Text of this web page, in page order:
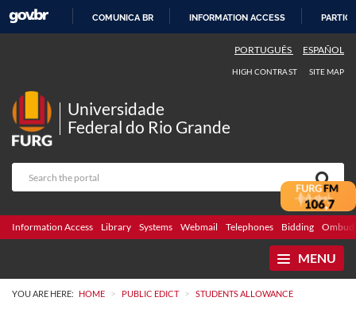
COMUNICA BR INFORMATION ACCESS
PORTUGUÊS ESPAÑOL
HIGH CONTRAST SITE MAP
Universidade
Federal do Rio Grande
Information Access Library Systems Webmail Telephones Bidding
MENU
YOU ARE HERE: HOME > PUBLIC EDICT > STUDENTS ALLOWANCE